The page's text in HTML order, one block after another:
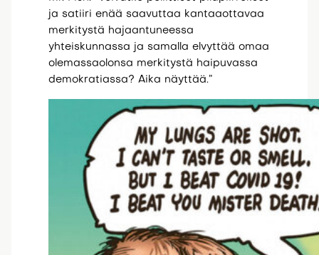
ja satiiri enää saavuttaa kantaaottavaa
merkitystä hajaantuneessa
yhteiskunnassa ja samalla elvyttää omaa
olemassaolonsa merkitystä haipuvassa
demokratiassa? Aika näyttää.”